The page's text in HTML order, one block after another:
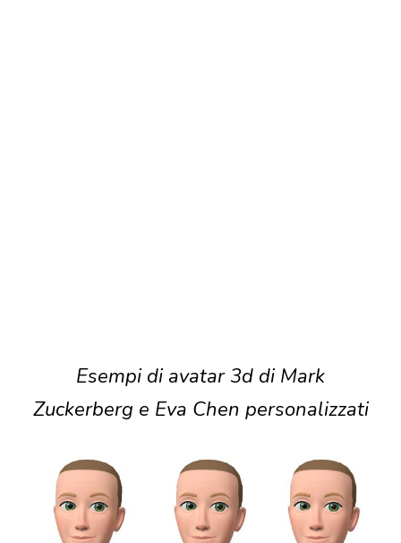
Esempi di avatar 3d di Mark
Zuckerberg e Eva Chen personalizzati